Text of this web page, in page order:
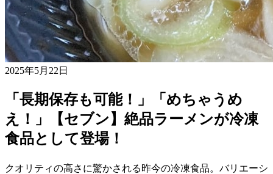
2025年5月22日
「長期保存も可能！」「めちゃうめ
え！」【セブン】絶品ラーメンが冷凍
食品として登場！
クオリティの高さに驚かされる昨今の冷凍食品。バリエーシ